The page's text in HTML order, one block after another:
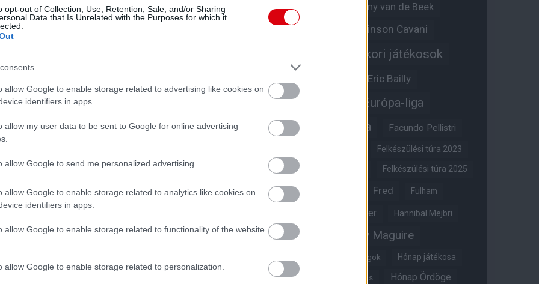
opt-out of Collection, Use, Retention, Sale, and/or Sharing
Data that Is Unrelated with the Purposes for which it
allow Google to enable storage related to advertising like cookies on
identifiers in apps.
allow my user data to be sent to Google for online advertising
allow Google to send me personalized advertising.
allow Google to enable storage related to analytics like cookies on
identifiers in apps.
allow Google to enable storage related to functionality of the website
allow Google to enable storage related to personalization.
ésiOS-re!
működését!
Diogo Dalot
Donny van de Beek
Edinson Cavani
Edzői stáb Egykori játékosok
Eric Bailly
Erik ten Hag Európa-liga
Everton FA-kupa Facundo Pellistri
Felkészülési túra 2023
Felkészülési túra 2024 Felkészülési túra 2025
Felkészülési túra 2026 Fred Fulham
Glazer Hannibal Mejbri
Harry Amass Harry Maguire
Híres magyar Vörös Ördögök Hónap játékosa
Hónap legjobbja szavazás Hónap Ördöge